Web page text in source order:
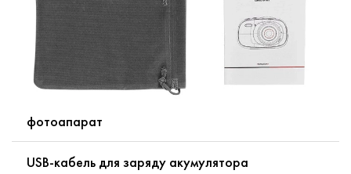
фотоапарат
USB-кабель для заряду акумулятора